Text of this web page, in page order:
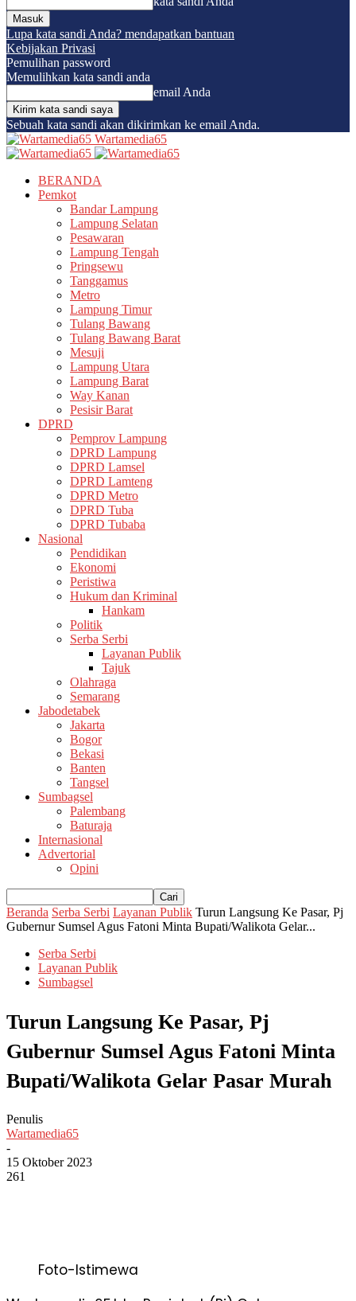
Lupa kata sandi Anda? mendapatkan bantuan
Kebijakan Privasi
Pemulihan password
Memulihkan kata sandi anda
email Anda
Sebuah kata sandi akan dikirimkan ke email Anda.
Wartamedia65
BERANDA
Pemkot
Bandar Lampung
Lampung Selatan
Pesawaran
Lampung Tengah
Pringsewu
Tanggamus
Metro
Lampung Timur
Tulang Bawang
Tulang Bawang Barat
Mesuji
Lampung Utara
Lampung Barat
Way Kanan
Pesisir Barat
DPRD
Pemprov Lampung
DPRD Lampung
DPRD Lamsel
DPRD Lamteng
DPRD Metro
DPRD Tuba
DPRD Tubaba
Nasional
Pendidikan
Ekonomi
Peristiwa
Hukum dan Kriminal
Hankam
Politik
Serba Serbi
Layanan Publik
Tajuk
Olahraga
Semarang
Jabodetabek
Jakarta
Bogor
Bekasi
Banten
Tangsel
Sumbagsel
Palembang
Baturaja
Internasional
Advertorial
Opini
Beranda Serba Serbi Layanan Publik Turun Langsung Ke Pasar, Pj
Gubernur Sumsel Agus Fatoni Minta Bupati/Walikota Gelar...
Serba Serbi
Layanan Publik
Sumbagsel
Turun Langsung Ke Pasar, Pj
Gubernur Sumsel Agus Fatoni Minta
Bupati/Walikota Gelar Pasar Murah
Penulis
Wartamedia65
-
15 Oktober 2023
261
Foto-Istimewa